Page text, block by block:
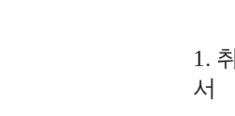
1.
서